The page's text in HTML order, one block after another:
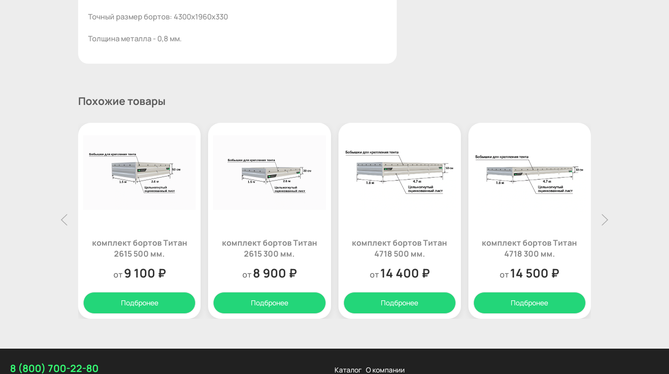
Точный размер бортов: 4300х1960х330
Толщина металла - 0,8 мм.
Похожие товары
комплект бортов Титан
2615 500 мм.
от9 100 ₽
Подбронее
комплект бортов Титан
2615 300 мм.
от8 900 ₽
Подбронее
комплект бортов Титан
4718 500 мм.
от14 400 ₽
Подбронее
комплект бортов Титан
4718 300 мм.
от14 500 ₽
Подбронее
8 (800) 700-22-80 Каталог О компании